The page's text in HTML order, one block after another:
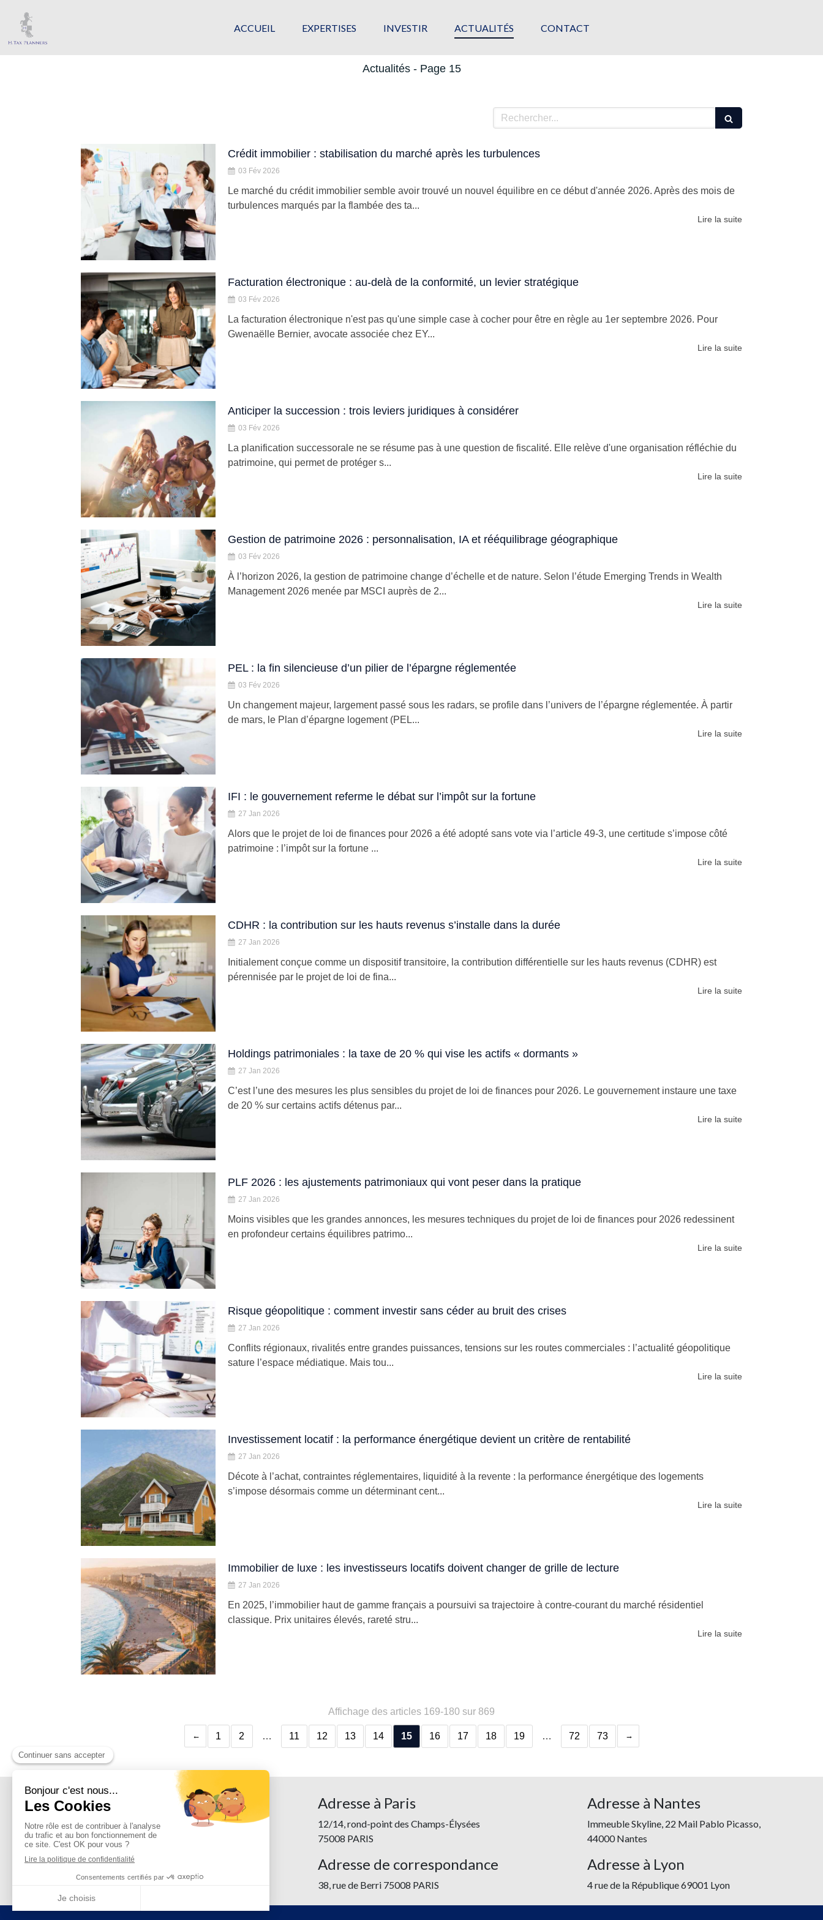
ACCUEIL EXPERTISES INVESTIR ACTUALITÉS CONTACT
Actualités - Page 15
Rechercher
Crédit immobilier : stabilisation du marché après les turbulences
03 Fév 2026
Le marché du crédit immobilier semble avoir trouvé un nouvel équilibre en ce début d'année 2026. Après des mois de
turbulences marqués par la flambée des ta...
Lire la suite
Facturation électronique : au-delà de la conformité, un levier stratégique
03 Fév 2026
La facturation électronique n'est pas qu'une simple case à cocher pour être en règle au 1er septembre 2026. Pour
Gwenaëlle Bernier, avocate associée chez EY...
Lire la suite
Anticiper la succession : trois leviers juridiques à considérer
03 Fév 2026
La planification successorale ne se résume pas à une question de fiscalité. Elle relève d'une organisation réfléchie du
patrimoine, qui permet de protéger s...
Lire la suite
Gestion de patrimoine 2026 : personnalisation, IA et rééquilibrage géographique
03 Fév 2026
À l’horizon 2026, la gestion de patrimoine change d’échelle et de nature. Selon l’étude Emerging Trends in Wealth
Management 2026 menée par MSCI auprès de 2...
Lire la suite
PEL : la fin silencieuse d’un pilier de l’épargne réglementée
03 Fév 2026
Un changement majeur, largement passé sous les radars, se profile dans l’univers de l’épargne réglementée. À partir
de mars, le Plan d’épargne logement (PEL...
Lire la suite
IFI : le gouvernement referme le débat sur l’impôt sur la fortune
27 Jan 2026
Alors que le projet de loi de finances pour 2026 a été adopté sans vote via l’article 49-3, une certitude s’impose côté
patrimoine : l’impôt sur la fortune ...
Lire la suite
CDHR : la contribution sur les hauts revenus s’installe dans la durée
27 Jan 2026
Initialement conçue comme un dispositif transitoire, la contribution différentielle sur les hauts revenus (CDHR) est
pérennisée par le projet de loi de fina...
Lire la suite
Holdings patrimoniales : la taxe de 20 % qui vise les actifs « dormants »
27 Jan 2026
C’est l’une des mesures les plus sensibles du projet de loi de finances pour 2026. Le gouvernement instaure une taxe
de 20 % sur certains actifs détenus par...
Lire la suite
PLF 2026 : les ajustements patrimoniaux qui vont peser dans la pratique
27 Jan 2026
Moins visibles que les grandes annonces, les mesures techniques du projet de loi de finances pour 2026 redessinent
en profondeur certains équilibres patrimo...
Lire la suite
Risque géopolitique : comment investir sans céder au bruit des crises
27 Jan 2026
Conflits régionaux, rivalités entre grandes puissances, tensions sur les routes commerciales : l’actualité géopolitique
sature l’espace médiatique. Mais tou...
Lire la suite
Investissement locatif : la performance énergétique devient un critère de rentabilité
27 Jan 2026
Décote à l’achat, contraintes réglementaires, liquidité à la revente : la performance énergétique des logements
s’impose désormais comme un déterminant cent...
Lire la suite
Immobilier de luxe : les investisseurs locatifs doivent changer de grille de lecture
27 Jan 2026
En 2025, l’immobilier haut de gamme français a poursuivi sa trajectoire à contre-courant du marché résidentiel
classique. Prix unitaires élevés, rareté stru...
Lire la suite
Affichage des articles 169-180 sur 869
1 2 … 11 12 13 14 15 16 17 18 19 … 72 73
Adresse à Paris
12/14, rond-point des Champs-Élysées
75008 PARIS
Adresse de correspondance
38, rue de Berri 75008 PARIS
Adresse à Nantes
Immeuble Skyline, 22 Mail Pablo Picasso,
44000 Nantes
Adresse à Lyon
4 rue de la République 69001 Lyon